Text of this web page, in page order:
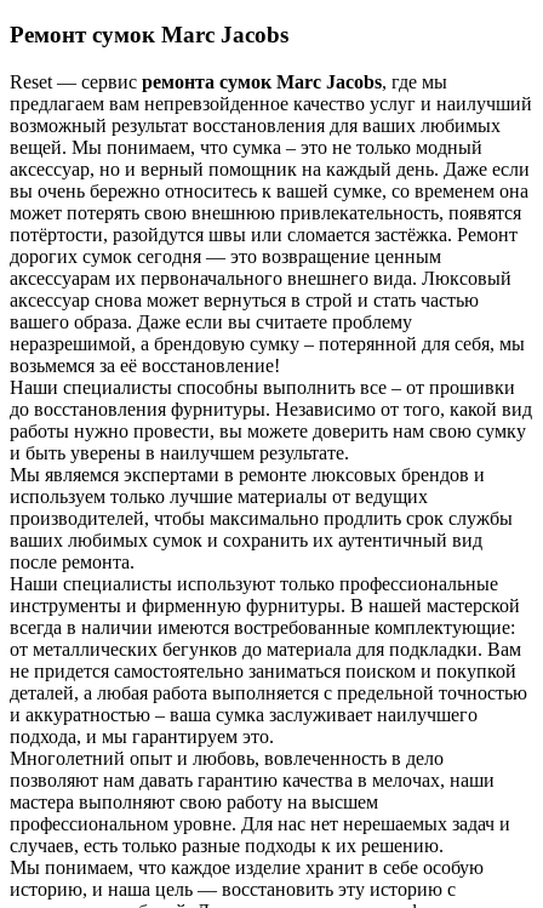
Ремонт сумок Marc Jacobs
Reset — cервис ремонта сумок Marc Jacobs, где мы
предлагаем вам непревзойденное качество услуг и наилучший
возможный результат восстановления для ваших любимых
вещей. Мы понимаем, что сумка – это не только модный
аксессуар, но и верный помощник на каждый день. Даже если
вы очень бережно относитесь к вашей сумке, со временем она
может потерять свою внешнюю привлекательность, появятся
потёртости, разойдутся швы или сломается застёжка. Ремонт
дорогих сумок сегодня — это возвращение ценным
аксессуарам их первоначального внешнего вида. Люксовый
аксессуар снова может вернуться в строй и стать частью
вашего образа. Даже если вы считаете проблему
неразрешимой, а брендовую сумку – потерянной для себя, мы
возьмемся за её восстановление!
Наши специалисты способны выполнить все – от прошивки
до восстановления фурнитуры. Независимо от того, какой вид
работы нужно провести, вы можете доверить нам свою сумку
и быть уверены в наилучшем результате.
Мы являемся экспертами в ремонте люксовых брендов и
используем только лучшие материалы от ведущих
производителей, чтобы максимально продлить срок службы
ваших любимых сумок и сохранить их аутентичный вид
после ремонта.
Наши специалисты используют только профессиональные
инструменты и фирменную фурнитуры. В нашей мастерской
всегда в наличии имеются востребованные комплектующие:
от металлических бегунков до материала для подкладки. Вам
не придется самостоятельно заниматься поиском и покупкой
деталей, а любая работа выполняется с предельной точностью
и аккуратностью – ваша сумка заслуживает наилучшего
подхода, и мы гарантируем это.
Многолетний опыт и любовь, вовлеченность в дело
позволяют нам давать гарантию качества в мелочах, наши
мастера выполняют свою работу на высшем
профессиональном уровне. Для нас нет нерешаемых задач и
случаев, есть только разные подходы к их решению.
Мы понимаем, что каждое изделие хранит в себе особую
историю, и наша цель — восстановить эту историю с